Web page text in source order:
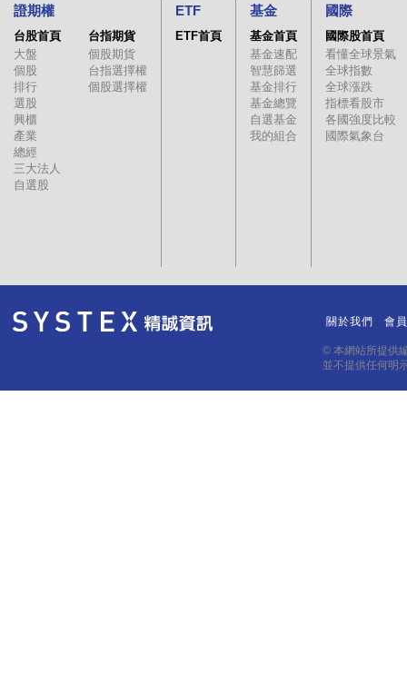
證期權
台股首頁
大盤
個股
排行
選股
興櫃
產業
總經
三大法人
自選股
台指期貨
個股期貨
台指選擇權
個股選擇權
ETF
ETF首頁
基金
基金首頁
基金速配
智慧篩選
基金排行
基金總覽
自選基金
我的組合
國際
國際股首頁
看懂全球景氣
全球指數
全球漲跌
指標看股市
各國強度比較
國際氣象台
關於我們 會
© 本網站所提供
並不提供任何明